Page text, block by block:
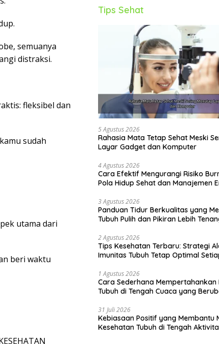
semuanya
distraksi.
fleksibel dan
sudah
utama dari
beri waktu
Tips Sehat
5 Agustus 2026
Rahasia Mata Tetap Sehat Meski
Layar Gadget dan Komputer
4 Agustus 2026
Cara Efektif Mengurangi Risiko
Pola Hidup Sehat dan Manajemen
3 Agustus 2026
Panduan Tidur Berkualitas yang
Tubuh Pulih dan Pikiran Lebih
2 Agustus 2026
Tips Kesehatan Terbaru: Strategi
Imunitas Tubuh Tetap Optimal
1 Agustus 2026
Cara Sederhana Mempertahankan
Tubuh di Tengah Cuaca yang
31 Juli 2026
Kebiasaan Positif yang Membantu
Kesehatan Tubuh di Tengah